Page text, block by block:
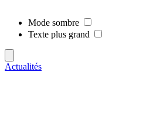
Mode sombre
Texte plus grand
Actualités